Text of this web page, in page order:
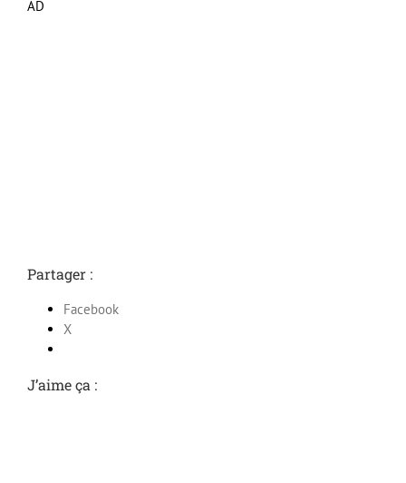
AD
Partager :
Facebook
X
J’aime ça :